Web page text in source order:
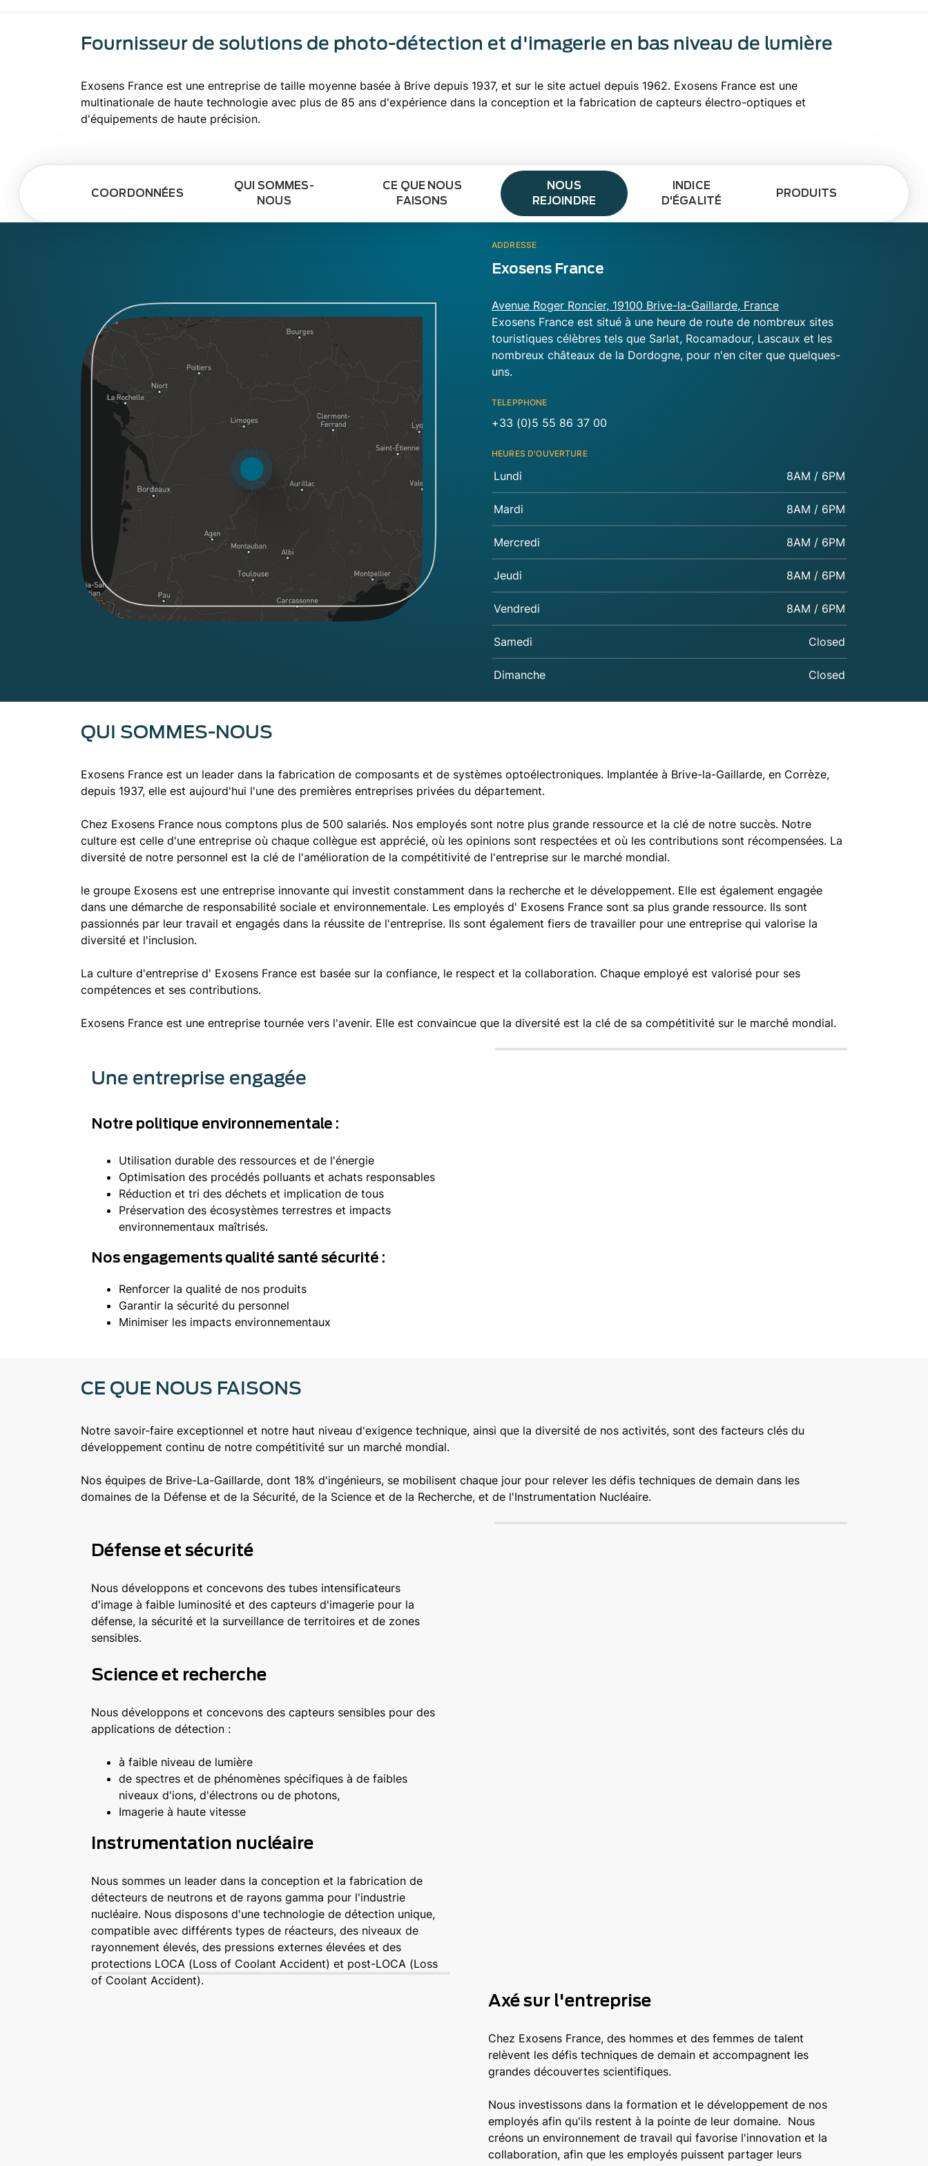
Fournisseur de solutions de photo-détection et d'imagerie en bas niveau de lumière
Exosens France est une entreprise de taille moyenne basée à Brive depuis 1937, et sur le site actuel depuis 1962. Exosens France est une
multinationale de haute technologie avec plus de 85 ans d'expérience dans la conception et la fabrication de capteurs électro-optiques et
d'équipements de haute précision.
COORDONNÉES
QUI SOMMES-
NOUS
CE QUE NOUS
FAISONS
NOUS
REJOINDRE
INDICE
D'ÉGALITÉ
PRODUITS
ADDRESSE
Exosens France
Avenue Roger Roncier, 19100 Brive-la-Gaillarde, France
Exosens France est situé à une heure de route de nombreux sites
touristiques célèbres tels que Sarlat, Rocamadour, Lascaux et les
nombreux châteaux de la Dordogne, pour n'en citer que quelques-
uns.
TELEPPHONE
+33 (0)5 55 86 37 00
HEURES D'OUVERTURE
Lundi 8AM / 6PM
Mardi 8AM / 6PM
Mercredi 8AM / 6PM
Jeudi 8AM / 6PM
Vendredi 8AM / 6PM
Samedi Closed
Dimanche Closed
QUI SOMMES-NOUS
Exosens France est un leader dans la fabrication de composants et de systèmes optoélectroniques. Implantée à Brive-la-Gaillarde, en Corrèze,
depuis 1937, elle est aujourd'hui l'une des premières entreprises privées du département.
Chez Exosens France nous comptons plus de 500 salariés. Nos employés sont notre plus grande ressource et la clé de notre succès. Notre
culture est celle d'une entreprise où chaque collègue est apprécié, où les opinions sont respectées et où les contributions sont récompensées. La
diversité de notre personnel est la clé de l'amélioration de la compétitivité de l'entreprise sur le marché mondial.
le groupe Exosens est une entreprise innovante qui investit constamment dans la recherche et le développement. Elle est également engagée
dans une démarche de responsabilité sociale et environnementale. Les employés d' Exosens France sont sa plus grande ressource. Ils sont
passionnés par leur travail et engagés dans la réussite de l'entreprise. Ils sont également fiers de travailler pour une entreprise qui valorise la
diversité et l'inclusion.
La culture d'entreprise d' Exosens France est basée sur la confiance, le respect et la collaboration. Chaque employé est valorisé pour ses
compétences et ses contributions.
Exosens France est une entreprise tournée vers l'avenir. Elle est convaincue que la diversité est la clé de sa compétitivité sur le marché mondial.
Une entreprise engagée
Notre politique environnementale :
Utilisation durable des ressources et de l'énergie
Optimisation des procédés polluants et achats responsables
Réduction et tri des déchets et implication de tous
Préservation des écosystèmes terrestres et impacts
environnementaux maîtrisés.
Nos engagements qualité santé sécurité :
Renforcer la qualité de nos produits
Garantir la sécurité du personnel
Minimiser les impacts environnementaux
CE QUE NOUS FAISONS
Notre savoir-faire exceptionnel et notre haut niveau d'exigence technique, ainsi que la diversité de nos activités, sont des facteurs clés du
développement continu de notre compétitivité sur un marché mondial.
Nos équipes de Brive-La-Gaillarde, dont 18% d'ingénieurs, se mobilisent chaque jour pour relever les défis techniques de demain dans les
domaines de la Défense et de la Sécurité, de la Science et de la Recherche, et de l'Instrumentation Nucléaire.
Défense et sécurité
Nous développons et concevons des tubes intensificateurs
d'image à faible luminosité et des capteurs d'imagerie pour la
défense, la sécurité et la surveillance de territoires et de zones
sensibles.
Science et recherche
Nous développons et concevons des capteurs sensibles pour des
applications de détection :
à faible niveau de lumière
de spectres et de phénomènes spécifiques à de faibles
niveaux d'ions, d'électrons ou de photons,
Imagerie à haute vitesse
Instrumentation nucléaire
Nous sommes un leader dans la conception et la fabrication de
détecteurs de neutrons et de rayons gamma pour l'industrie
nucléaire. Nous disposons d'une technologie de détection unique,
compatible avec différents types de réacteurs, des niveaux de
rayonnement élevés, des pressions externes élevées et des
protections LOCA (Loss of Coolant Accident) et post-LOCA (Loss
of Coolant Accident).
Axé sur l'entreprise
Chez Exosens France, des hommes et des femmes de talent
relèvent les défis techniques de demain et accompagnent les
grandes découvertes scientifiques.
Nous investissons dans la formation et le développement de nos
employés afin qu'ils restent à la pointe de leur domaine. Nous
créons un environnement de travail qui favorise l'innovation et la
collaboration, afin que les employés puissent partager leurs